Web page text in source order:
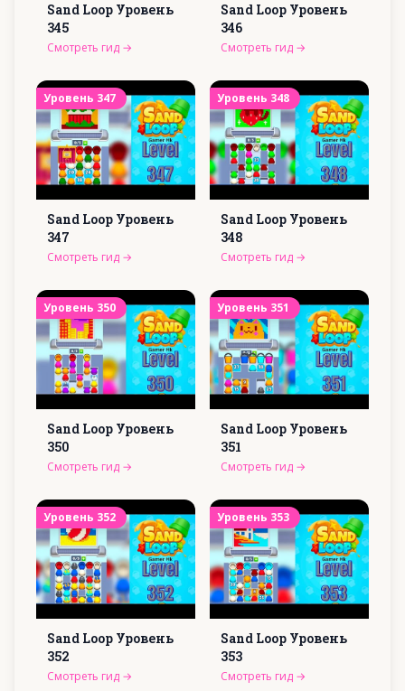
Sand Loop Уровень
345
Смотреть гид →
Sand Loop Уровень
346
Смотреть гид →
Уровень 347
Sand Loop Уровень
347
Смотреть гид →
Уровень 348
Sand Loop Уровень
348
Смотреть гид →
Уровень 350
Sand Loop Уровень
350
Смотреть гид →
Уровень 351
Sand Loop Уровень
351
Смотреть гид →
Уровень 352
Sand Loop Уровень
352
Смотреть гид →
Уровень 353
Sand Loop Уровень
353
Смотреть гид →